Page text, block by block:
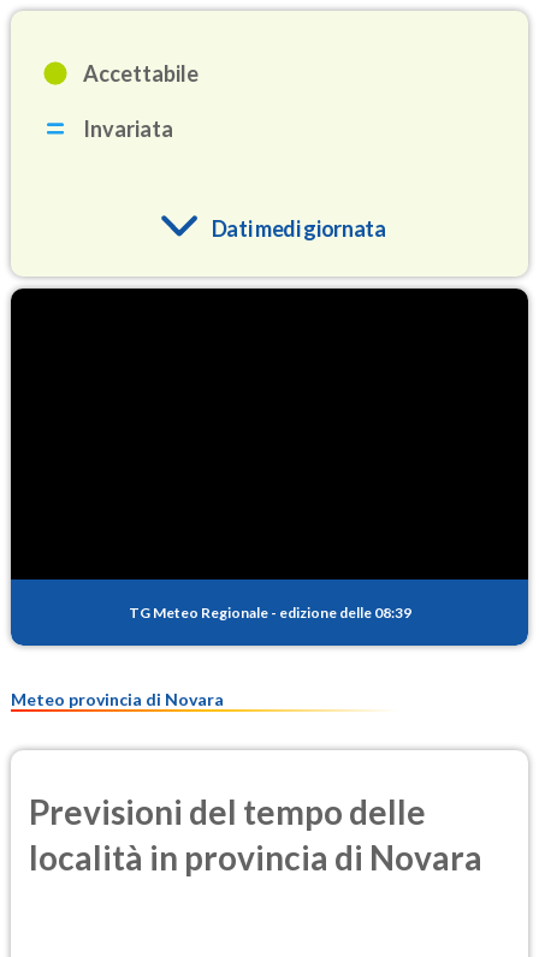
Accettabile
Invariata
Dati medi giornata
PM25
TG Meteo Regionale - edizione delle 08:39
Meteo provincia di Novara
Previsioni del tempo delle
località in provincia di Novara